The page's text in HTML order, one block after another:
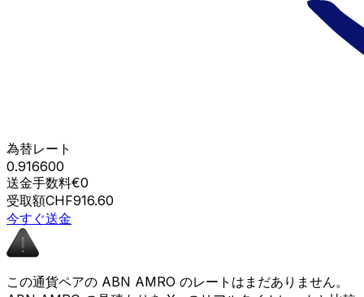
為替レート
0.916600
送金手数料€0
受取額CHF916.60
今すぐ送金
この通貨ペアの ABN AMRO のレートはまだありません。